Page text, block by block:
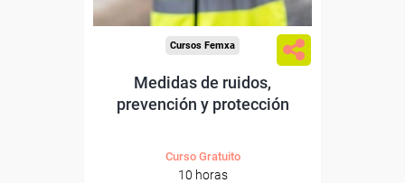
Cursos Femxa
Medidas de ruidos,
prevención y protección
Curso Gratuito
10 horas